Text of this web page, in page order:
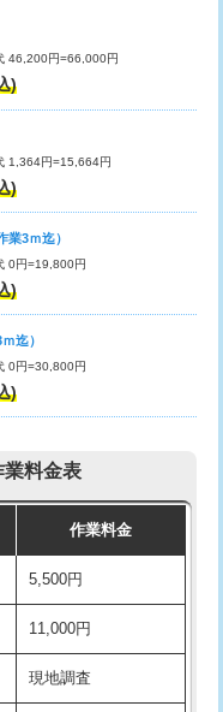
33,000円
33,000円
8,800円～
11,000円+材料費
16,500円+材料費
13,200円+材料費
16,500円+材料費
46,200円=66,000円
)
1,364円=15,664円
)
3ｍ迄）
0円=19,800円
)
迄）
0円=30,800円
)
業料金表
作業料金
5,500円
11,000円
現地調査